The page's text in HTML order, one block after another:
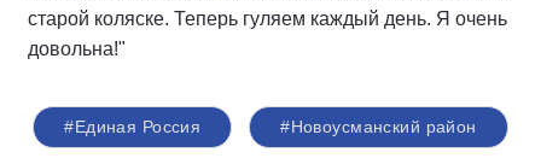
старой коляске. Теперь гуляем каждый день. Я очень
довольна!"
#Единая Россия #Новоусманский район